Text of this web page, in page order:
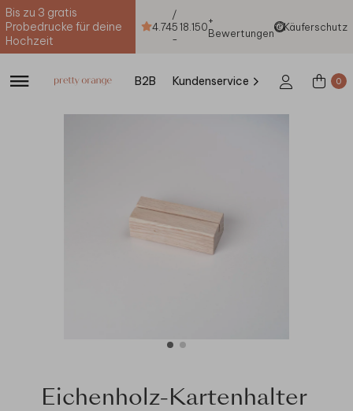
Bis zu 3 gratis
Probedrucke für deine
Hochzeit
4.74
/
5
-
18.150+
Bewertungen
Käuferschutz
B2B Kundenservice 0
Eichenholz-Kartenhalter